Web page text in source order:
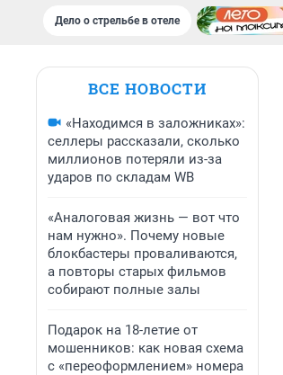
Дело о стрельбе в отеле
ВСЕ НОВОСТИ
«Находимся в заложниках»:
селлеры рассказали, сколько
миллионов потеряли из-за
ударов по складам WB
«Аналоговая жизнь — вот что
нам нужно». Почему новые
блокбастеры проваливаются,
а повторы старых фильмов
собирают полные залы
Подарок на 18-летие от
мошенников: как новая схема
с «переоформлением» номера